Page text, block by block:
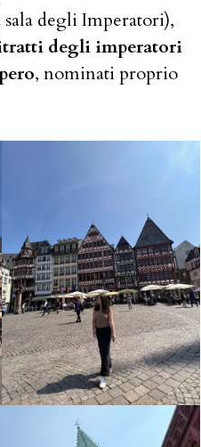
sala degli Imperatori),
degli imperatori
, nominati proprio